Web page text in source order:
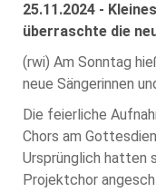
25.11.2024 -
überraschte die
(rwi) Am Sonntag
neue Sängerinnen
Die feierliche
Chors am
Ursprünglich hatten
Projektchor